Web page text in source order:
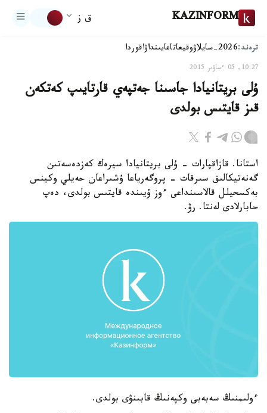
KAZINFORM ق ز
ترەند:2026-سايلاۋ وقيعاتاعايىنداۋاقوردا
10:27, 05 ءساۋىر 2015
ۇلى بريتانيادا جاسىنا جەتپەي قارتايىپ كەتكەن
قىز قايتىس بولدى
استانا. قازاقپارات - ۇلى بريتانيادا سيرەك كەزدەسەتىن
گەنەتيكالىق سىرقات - پروگەرياعا ۇشىراعان حەيلي وكينس
بەكسحيلل قالاسىنداعى ءوز ۇيىندە قايتىس بولدى، دەپ
حابارلادى لەنتا. رۋ.
ءولىمنىڭ سەبەبى وكپەنىڭ قابىنۋى بولدى.